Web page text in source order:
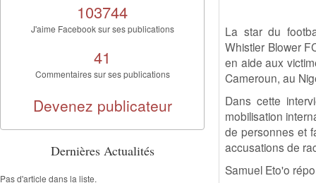
La star du
Whistler Blower
en aide aux
Cameroun, au
Dans cette
mobilisation
de personnes et
accusations de
Samuel Eto'o
103744
J'aime Facebook sur ses publications
41
Commentaires sur ses publications
Devenez publicateur
Dernières Actualités
Pas d'article dans la liste.